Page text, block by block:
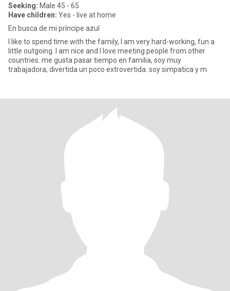
Seeking: Male 45 - 65
Have children: Yes - live at home
En busca de mi príncipe azul
I like to spend time with the family, I am very hard-working, fun a
little outgoing. I am nice and I love meeting people from other
countries. me gusta pasar tiempo en familia, soy muy
trabajadora, divertida un poco extrovertida. soy simpatica y m